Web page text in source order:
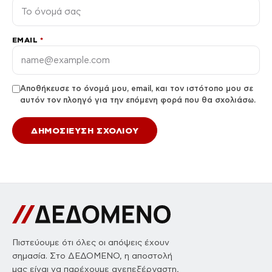
EMAIL *
Αποθήκευσε το όνομά μου, email, και τον ιστότοπο μου σε
αυτόν τον πλοηγό για την επόμενη φορά που θα σχολιάσω.
Πιστεύουμε ότι όλες οι απόψεις έχουν
σημασία. Στο ΔΕΔΟΜΕΝΟ, η αποστολή
μας είναι να παρέχουμε ανεπεξέργαστη,